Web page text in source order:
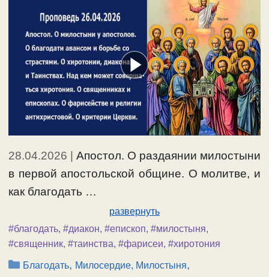
28.04.2026
Апостол. О раздаянии милостыни
в первой апостольской общине. О молитве, и
как благодать …
развернуть
#благодать, #диакон, #епископ, #милостыня,
#священник, #таинства, #фарисеи, #хиротония
Рубрики
Благодать, Милосердие, Милостыня,